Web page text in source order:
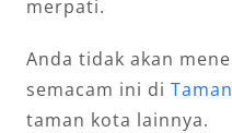
merpati.
Anda tidak akan
semacam ini di
taman kota lainnya.